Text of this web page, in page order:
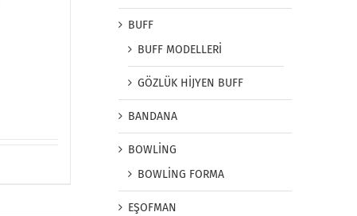
BUFF
BUFF MODELLERİ
GÖZLÜK HİJYEN BUFF
BANDANA
BOWLİNG
BOWLİNG FORMA
EŞOFMAN